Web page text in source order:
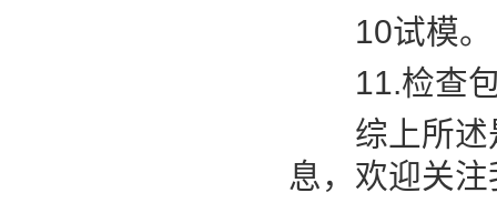
10试模。
11.检查包
综上所述是
息，欢迎关